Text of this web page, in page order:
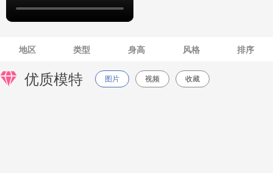
地区 类型 身高 风格 排序
优质模特 图片 视频 收藏